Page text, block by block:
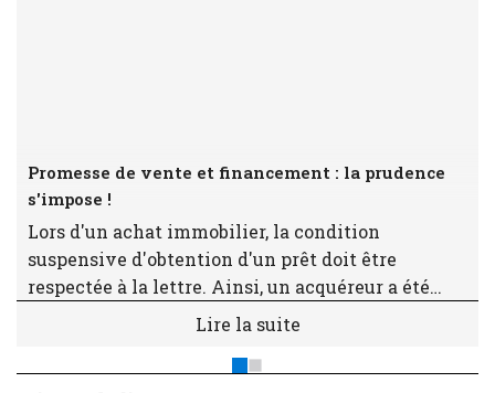
Promesse de vente et financement : la prudence
s'impose !
Lors d'un achat immobilier, la condition
suspensive d'obtention d'un prêt doit être
respectée à la lettre. Ainsi, un acquéreur a été
sanctionné en justice pour avoir demandé à sa
la promesse, faisant échouer la transaction.
Lire la suite